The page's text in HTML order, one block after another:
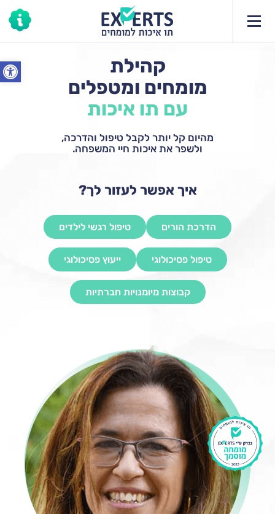
פתח
קהילת
מומחים ומטפלים
עם תו איכות
מהיום קל יותר לקבל טיפול והדרכה,
ולשפר את איכות חיי המשפחה.
איך אפשר לעזור לך?
הדרכת הורים טיפול רגשי לילדים
טיפול פסיכולוגי ייעוץ פסיכולוגי
קבוצות מיומנויות חברתיות